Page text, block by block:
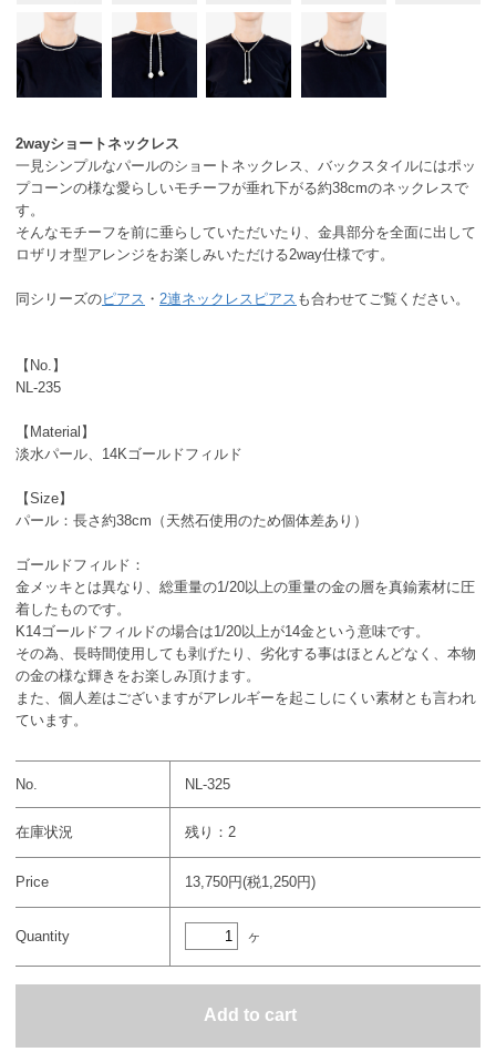
2wayショートネックレス
一見シンプルなパールのショートネックレス、バックスタイルにはポッ
プコーンの様な愛らしいモチーフが垂れ下がる約38cmのネックレスで
す。
そんなモチーフを前に垂らしていただいたり、金具部分を全面に出して
ロザリオ型アレンジをお楽しみいただける2way仕様です。
同シリーズのピアス ・ 2連ネックレスピアス も合わせてご覧ください。
【No.】
NL-235
【Material】
淡水パール、14Kゴールドフィルド
【Size】
パール：長さ約38cm（天然石使用のため個体差あり）
ゴールドフィルド：
金メッキとは異なり、総重量の1/20以上の重量の金の層を真鍮素材に圧
着したものです。
K14ゴールドフィルドの場合は1/20以上が14金という意味です。
その為、長時間使用しても剥げたり、劣化する事はほとんどなく、本物
の金の様な輝きをお楽しみ頂けます。
また、個人差はございますがアレルギーを起こしにくい素材とも言われ
ています。
No. NL-325
在庫状況 残り：2
Price 13,750円(税1,250円)
Quantity ヶ